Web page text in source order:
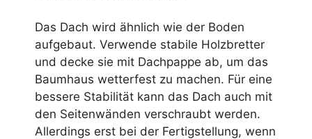
Das Dach wird ähnlich wie der Boden
aufgebaut. Verwende stabile Holzbretter
und decke sie mit Dachpappe ab, um das
Baumhaus wetterfest zu machen. Für eine
bessere Stabilität kann das Dach auch mit
den Seitenwänden verschraubt werden.
Allerdings erst bei der Fertigstellung, wenn